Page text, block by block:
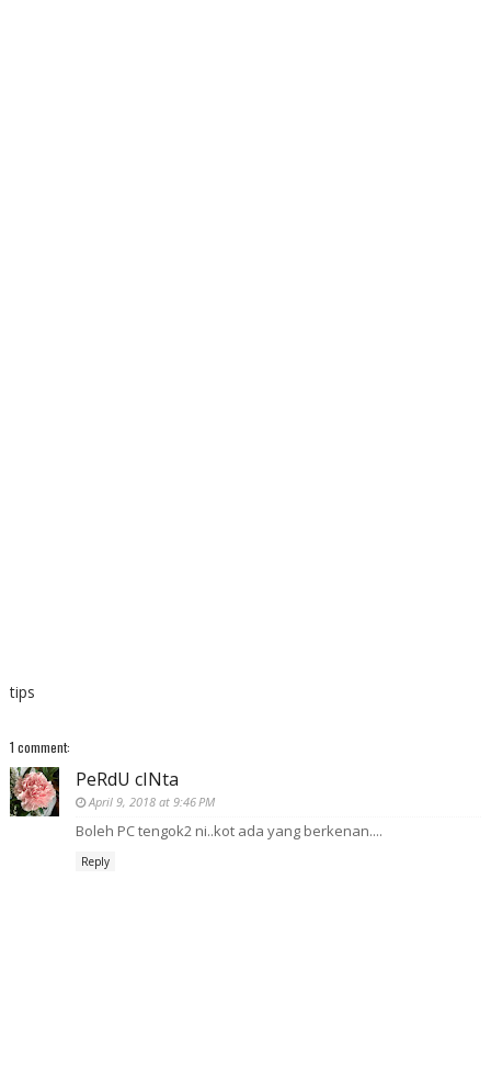
tips
1 comment:
PeRdU cINta
April 9, 2018 at 9:46 PM
Boleh PC tengok2 ni..kot ada yang berkenan....
Reply